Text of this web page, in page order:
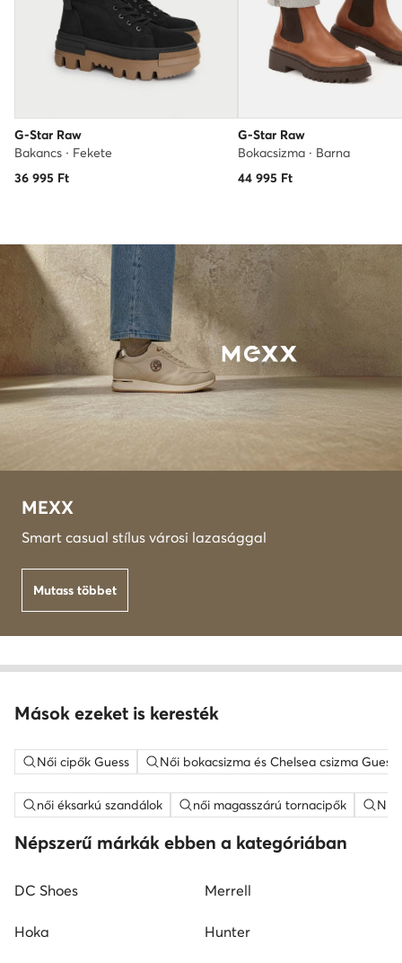
G-Star Raw
Bakancs · Fekete
36 995 Ft
G-Star Raw
Bokacsizma · Barna
44 995 Ft
MEXX
Smart casual stílus városi lazasággal
Mutass többet
Mások ezeket is keresték
Női cipők Guess Női bokacsizma és Chelsea csizma Guess
női éksarkú szandálok női magasszárú tornacipők
Népszerű márkák ebben a kategóriában
DC Shoes Merrell
Hoka Hunter